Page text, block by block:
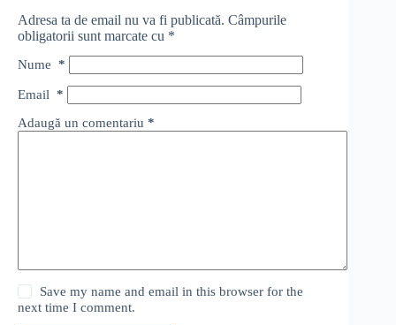
Adresa ta de email nu va fi publicată. Câmpurile
obligatorii sunt marcate cu *
Nume *
Email *
Adaugă un comentariu *
Save my name and email in this browser for the
next time I comment.